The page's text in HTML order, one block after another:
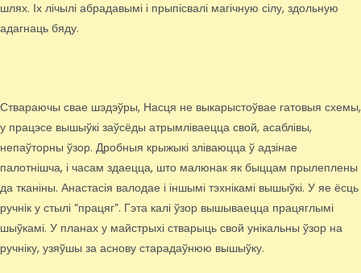
шлях. Іх лічылі абрадавымі і прыпісвалі магічную сілу, здольную
адагнаць бяду.
Ствараючы свае шэдэўры, Насця не выкарыстоўвае гатовыя схемы,
у працэсе вышыўкі заўсёды атрымліваецца свой, асаблівы,
непаўторны ўзор. Дробныя крыжыкі зліваюцца ў адзінае
палотнішча, і часам здаецца, што малюнак як быццам прылеплены
да тканіны. Анастасія валодае і іншымі тэхнікамі вышыўкі. У яе ёсць
ручнік у стылі “працяг”. Гэта калі ўзор вышываецца працяглымі
шыўкамі. У планах у майстрыхі стварыць свой унікальны ўзор на
ручніку, узяўшы за аснову старадаўнюю вышыўку.